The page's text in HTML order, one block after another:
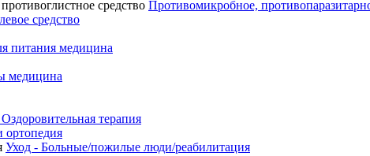
Противомикробное,
средство
питания медицина
медицина
терапия
ортопедия
Уход - Больные/пожилые люди/реабилитация